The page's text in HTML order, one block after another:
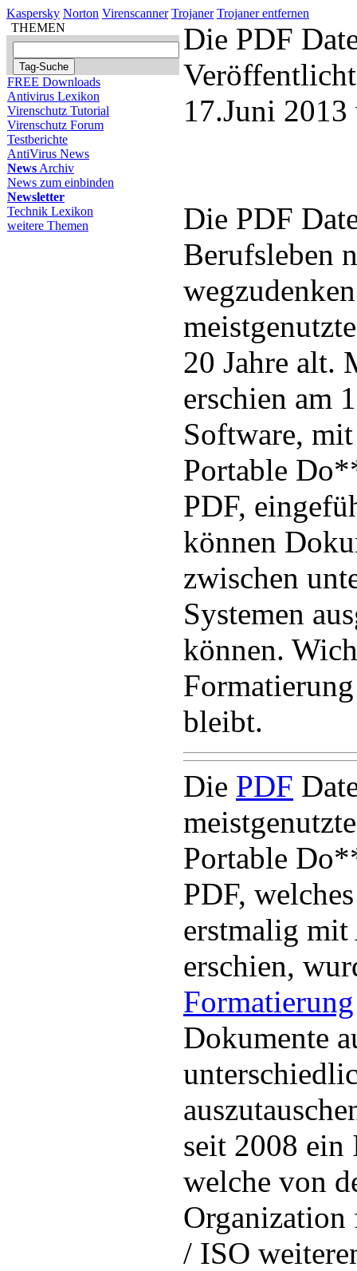
Kaspersky Norton Virenscanner Trojaner Trojaner entfernen
THEMEN
FREE Downloads
Antivirus Lexikon
Virenschutz Tutorial
Virenschutz Forum
Testberichte
AntiVirus News
News Archiv
News zum einbinden
Newsletter
Technik Lexikon
weitere Themen
Die PDF
17.Juni
Die PDF
Berufsleben
20 Jahre alt.
erschien am
Software,
Portable
PDF,
können
zwischen
Systemen
können.
bleibt.
Die PDF
Portable
PDF,
erstmalig
erschien,
Formatierung
Dokumente
seit 2008 ein
welche von
Organization
/ ISO